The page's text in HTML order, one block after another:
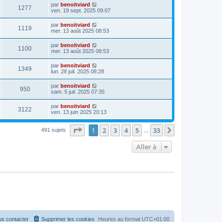
1277 par benoitviard
ven. 19 sept. 2025 09:07
1119 par benoitviard
mer. 13 août 2025 08:53
1100 par benoitviard
mer. 13 août 2025 08:53
1349 par benoitviard
lun. 28 juil. 2025 08:28
950 par benoitviard
sam. 5 juil. 2025 07:35
3122 par benoitviard
ven. 13 juin 2025 20:13
491 sujets Page sur33
1 2 3 4 5 33
Aller à
Heures au format UTC+01:00
Supprimer les cookies
contacter